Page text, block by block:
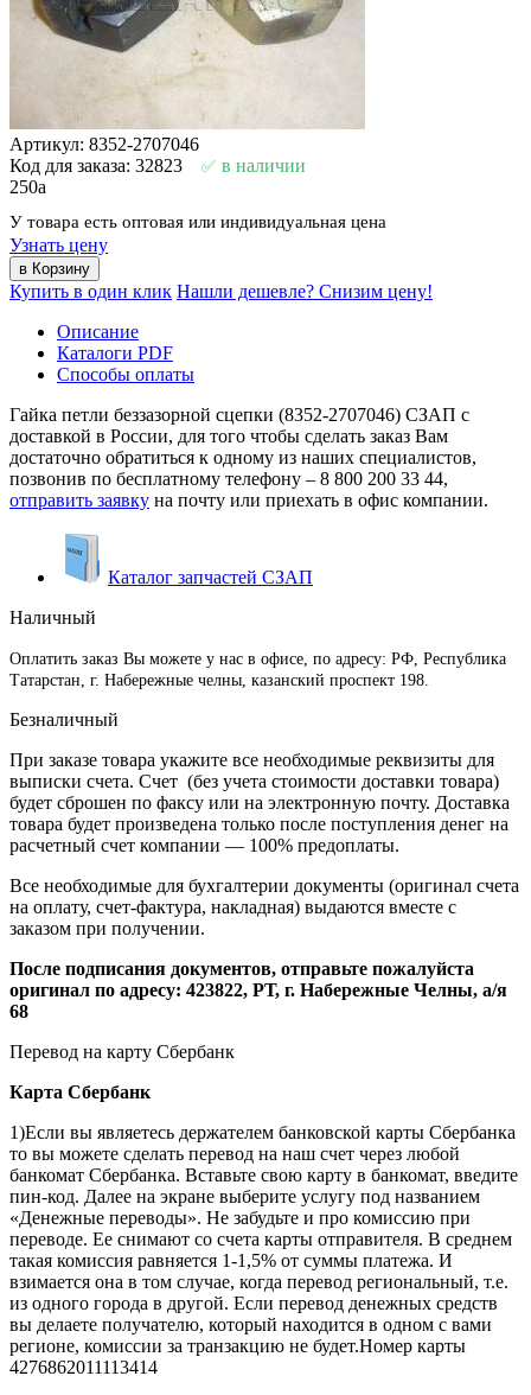
Артикул: 8352-2707046
Код для заказа: 32823
в наличии
250a
У товара есть оптовая или индивидуальная цена
Узнать цену
Купить в один клик Нашли дешевле? Снизим цену!
Описание
Каталоги PDF
Способы оплаты
Гайка петли беззазорной сцепки (8352-2707046) СЗАП с
доставкой в России, для того чтобы сделать заказ Вам
достаточно обратиться к одному из наших специалистов,
позвонив по бесплатному телефону – 8 800 200 33 44,
отправить заявку на почту или приехать в офис компании.
Каталог запчастей СЗАП
Наличный
Оплатить заказ Вы можете у нас в офисе, по адресу: РФ, Республика
Татарстан, г. Набережные челны, казанский проспект 198.
Безналичный
При заказе товара укажите все необходимые реквизиты для
выписки счета. Счет (без учета стоимости доставки товара)
будет сброшен по факсу или на электронную почту. Доставка
товара будет произведена только после поступления денег на
расчетный счет компании — 100% предоплаты.
Все необходимые для бухгалтерии документы (оригинал счета
на оплату, счет-фактура, накладная) выдаются вместе с
заказом при получении.
После подписания документов, отправьте пожалуйста
оригинал по адресу: 423822, РТ, г. Набережные Челны, а/я
68
Перевод на карту Сбербанк
Карта Сбербанк
1)Если вы являетесь держателем банковской карты Сбербанка
то вы можете сделать перевод на наш счет через любой
банкомат Сбербанка. Вставьте свою карту в банкомат, введите
пин-код. Далее на экране выберите услугу под названием
«Денежные переводы». Не забудьте и про комиссию при
переводе. Ее снимают со счета карты отправителя. В среднем
такая комиссия равняется 1-1,5% от суммы платежа. И
взимается она в том случае, когда перевод региональный, т.е.
из одного города в другой. Если перевод денежных средств
вы делаете получателю, который находится в одном с вами
регионе, комиссии за транзакцию не будет.Номер карты
4276862011113414